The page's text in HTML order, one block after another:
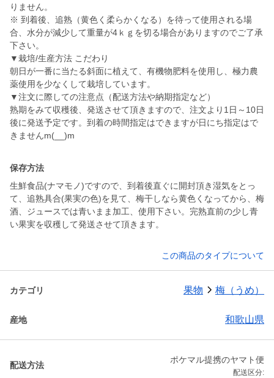
りません。
※ 到着後、追熟（黄色く柔らかくなる）を待って使用される場
合、水分が減少して重量が4ｋｇを切る場合がありますのでご了承
下さい。
▼栽培/生産方法 こだわり
朝日が一番に当たる斜面に植えて、有機物肥料を使用し、極力農
薬使用を少なくして栽培しています。
▼注文に際しての注意点（配送方法や納期指定など）
熟期をみて収穫後、発送させて頂きますので、注文より1日～10日
後に発送予定です。到着の時間指定はできますが日にち指定はで
保存方法
生鮮食品(ナマモノ)ですので、到着後直ぐに開封頂き湿気をとっ
て、追熟具合(果実の色)を見て、梅干しなら黄色くなってから、梅
酒、ジュースでは青いまま加工、使用下さい。完熟直前の少し青
い果実を収穫して発送させて頂きます。
この商品のタイプについて
カテゴリ 果物 梅（うめ）
産地 和歌山県
配送方法
ポケマル提携のヤマト便
配送区分: